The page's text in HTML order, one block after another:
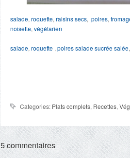
salade, roquette, raisins secs, poires,
noisette, végétarien
salade, roquette , poiressalade sucrée salée,
Categories: Plats complets, Recettes,
5 commentaires